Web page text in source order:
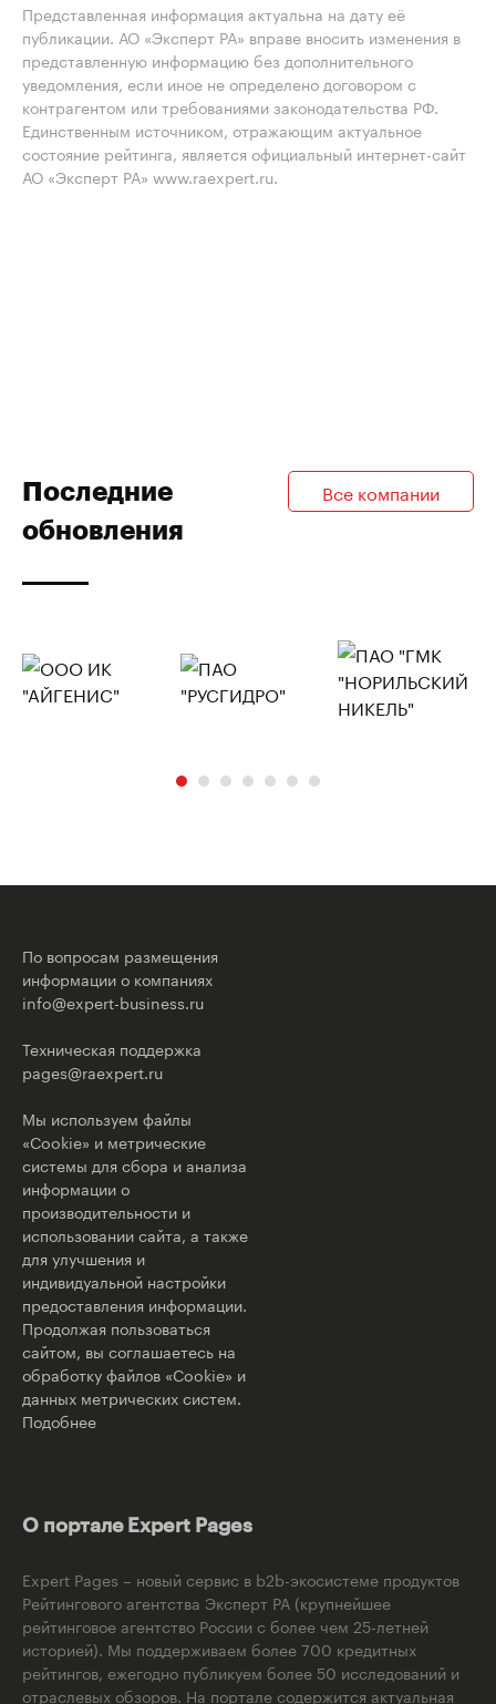
Представленная информация актуальна на дату её
публикации. АО «Эксперт РА» вправе вносить изменения в
представленную информацию без дополнительного
уведомления, если иное не определено договором с
контрагентом или требованиями законодательства РФ.
Единственным источником, отражающим актуальное
состояние рейтинга, является официальный интернет-сайт
АО «Эксперт РА» www.raexpert.ru.
Последние
обновления
Все компании
По вопросам размещения
информации о компаниях
info@expert-business.ru
Техническая поддержка
pages@raexpert.ru
Мы используем файлы
«Cookie» и метрические
системы для сбора и анализа
информации о
производительности и
использовании сайта, а также
для улучшения и
индивидуальной настройки
предоставления информации.
Продолжая пользоваться
сайтом, вы соглашаетесь на
обработку файлов «Cookie» и
данных метрических систем.
Подобнее
О портале Expert Pages
Expert Pages – новый сервис в b2b-экосистеме продуктов
Рейтингового агентства Эксперт РА (крупнейшее
рейтинговое агентство России с более чем 25-летней
историей). Мы поддерживаем более 700 кредитных
рейтингов, ежегодно публикуем более 50 исследований и
отраслевых обзоров. На портале содержится актуальная